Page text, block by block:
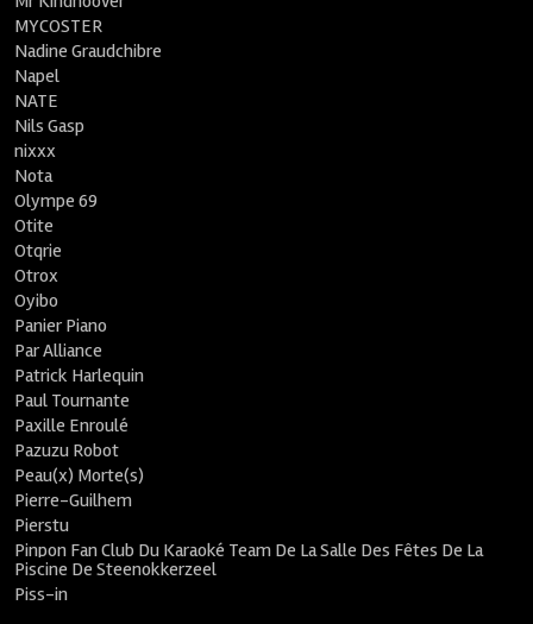
MYCOSTER
Nadine Graudchibre
Napel
NATE
Nils Gasp
nixxx
Nota
Olympe 69
Otite
Otqrie
Otrox
Oyibo
Panier Piano
Par Alliance
Patrick Harlequin
Paul Tournante
Paxille Enroulé
Pazuzu Robot
Peau(x) Morte(s)
Pierre-Guilhem
Pierstu
Pinpon Fan Club Du Karaoké Team De La Salle Des Fêtes De La
Piscine De Steenokkerzeel
Piss-in